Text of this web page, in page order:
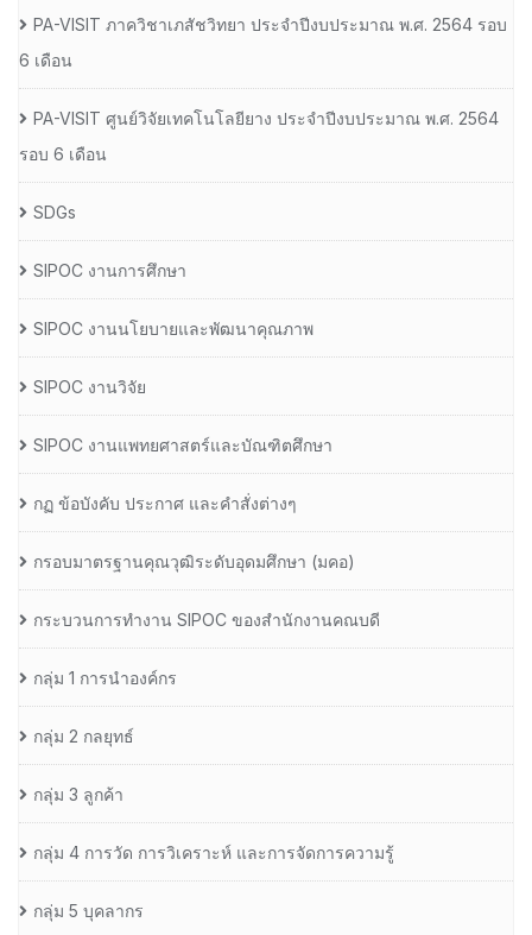
PA-VISIT ภาควิชาเภสัชวิทยา ประจำปีงบประมาณ พ.ศ. 2564 รอบ
6 เดือน
PA-VISIT ศูนย์วิจัยเทคโนโลยียาง ประจำปีงบประมาณ พ.ศ. 2564
รอบ 6 เดือน
SDGs
SIPOC งานการศึกษา
SIPOC งานนโยบายและพัฒนาคุณภาพ
SIPOC งานวิจัย
SIPOC งานแพทยศาสตร์และบัณฑิตศึกษา
กฏ ข้อบังคับ ประกาศ และคำสั่งต่างๆ
กรอบมาตรฐานคุณวุฒิระดับอุดมศึกษา (มคอ)
กระบวนการทำงาน SIPOC ของสำนักงานคณบดี
กลุ่ม 1 การนำองค์กร
กลุ่ม 2 กลยุทธ์
กลุ่ม 3 ลูกค้า
กลุ่ม 4 การวัด การวิเคราะห์ และการจัดการความรู้
กลุ่ม 5 บุคลากร